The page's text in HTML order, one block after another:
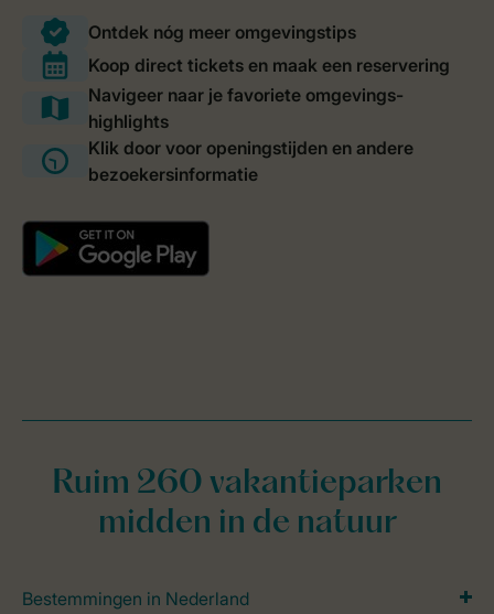
Ruim 260 vakantieparken
midden in de natuur
Bestemmingen in Nederland